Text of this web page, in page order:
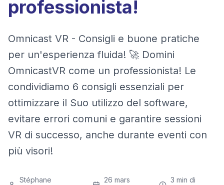
professionista!
Omnicast VR - Consigli e buone pratiche
per un'esperienza fluida! 🚀 Domini
OmnicastVR come un professionista! Le
condividiamo 6 consigli essenziali per
ottimizzare il Suo utilizzo del software,
evitare errori comuni e garantire sessioni
VR di successo, anche durante eventi con
più visori!
Stéphane
26 mars
3 min di